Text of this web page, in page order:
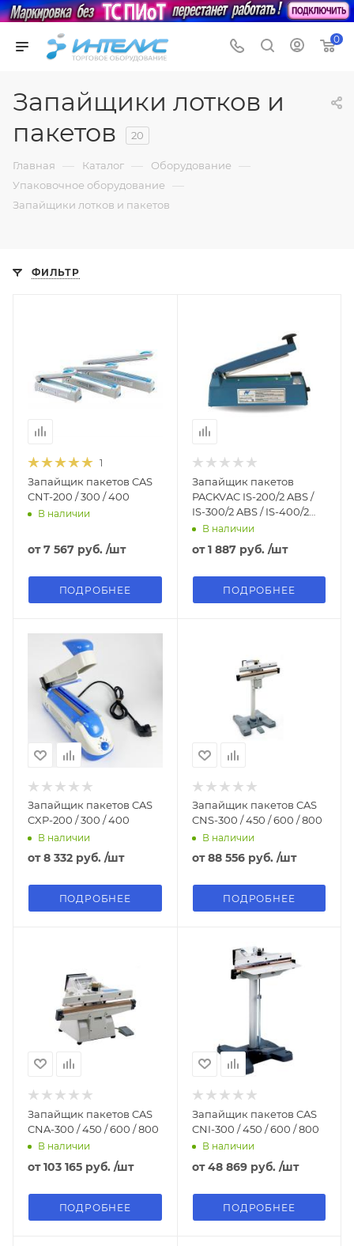
0
Запайщики лотков и
пакетов
20
Главная — Каталог — Оборудование —
Упаковочное оборудование —
Запайщики лотков и пакетов
ФИЛЬТР
1
Запайщик пакетов CAS
CNT-200 / 300 / 400
В наличии
от7 567 руб. /шт
ПОДРОБНЕЕ
Запайщик пакетов
PACKVAC IS-200/2 ABS /
IS-300/2 ABS / IS-400/2
ABSВ наличии
от1 887 руб. /шт
ПОДРОБНЕЕ
Запайщик пакетов CAS
CXP-200 / 300 / 400
В наличии
от8 332 руб. /шт
ПОДРОБНЕЕ
Запайщик пакетов CAS
CNS-300 / 450 / 600 / 800
В наличии
от88 556 руб. /шт
ПОДРОБНЕЕ
Запайщик пакетов CAS
CNA-300 / 450 / 600 / 800
В наличии
от103 165 руб. /шт
ПОДРОБНЕЕ
Запайщик пакетов CAS
CNI-300 / 450 / 600 / 800
В наличии
от48 869 руб. /шт
ПОДРОБНЕЕ